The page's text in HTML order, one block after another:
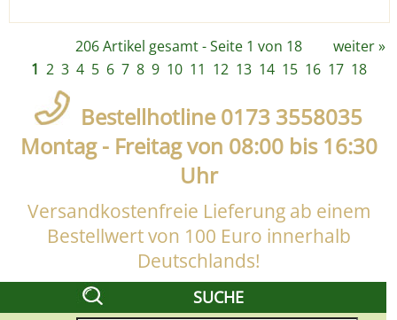
206 Artikel gesamt - Seite 1 von 18 weiter»
1 2 3 4 5 6 7 8 9 10 11 12 13 14 15 16 17 18
Bestellhotline 0173 3558035
Montag - Freitag von 08:00 bis 16:30
Uhr
Versandkostenfreie Lieferung ab einem
Bestellwert von 100 Euro innerhalb
Deutschlands!
SUCHE